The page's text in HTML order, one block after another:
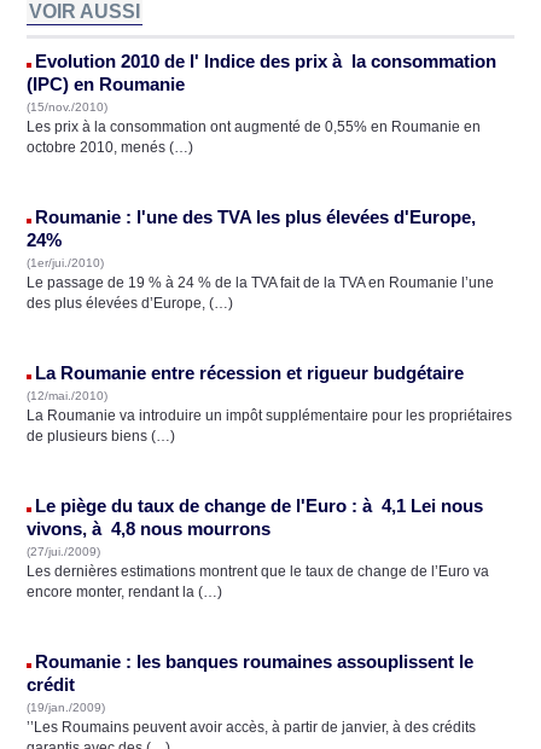
VOIR AUSSI
Evolution 2010 de l' Indice des prix à la consommation
(IPC) en Roumanie
(15/nov./2010)
Les prix à la consommation ont augmenté de 0,55% en Roumanie en
octobre 2010, menés (…)
Roumanie : l'une des TVA les plus élevées d'Europe,
24%
(1er/jui./2010)
Le passage de 19 % à 24 % de la TVA fait de la TVA en Roumanie l’une
des plus élevées d’Europe, (…)
La Roumanie entre récession et rigueur budgétaire
(12/mai./2010)
La Roumanie va introduire un impôt supplémentaire pour les propriétaires
de plusieurs biens (…)
Le piège du taux de change de l'Euro : à 4,1 Lei nous
vivons, à 4,8 nous mourrons
(27/jui./2009)
Les dernières estimations montrent que le taux de change de l’Euro va
encore monter, rendant la (…)
Roumanie : les banques roumaines assouplissent le
crédit
(19/jan./2009)
’’Les Roumains peuvent avoir accès, à partir de janvier, à des crédits